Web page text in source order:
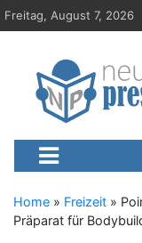
S
k
Freitag, August 7, 2026
Neue-
Presseportal,
Home » Freizeit »
Präparat für